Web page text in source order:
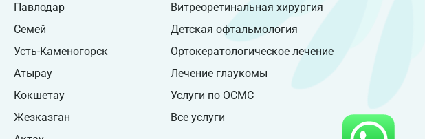
Павлодар
Семей
Усть-Каменогорск
Атырау
Кокшетау
Жезказган
Витреоретинальная хирургия
Детская офтальмология
Ортокератологическое лечение
Лечение глаукомы
Услуги по ОСМС
Все услуги